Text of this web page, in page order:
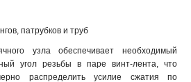
патрубков и труб
узла обеспечивает необходимый
угол резьбы в паре винт-лента, что
распределить усилие сжатия по